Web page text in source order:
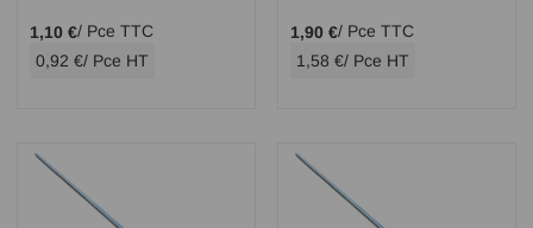
1,10 €/ Pce TTC
0,92 €/ Pce HT
1,90 €/ Pce TTC
1,58 €/ Pce HT